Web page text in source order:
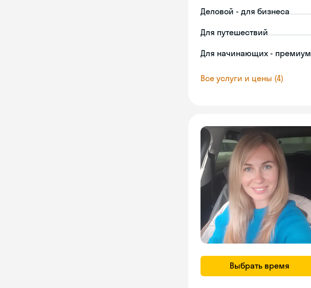
Деловой - для бизнеса
Для путешествий
Для начинающих - премиум
Все услуги и цены (4)
Выбрать время